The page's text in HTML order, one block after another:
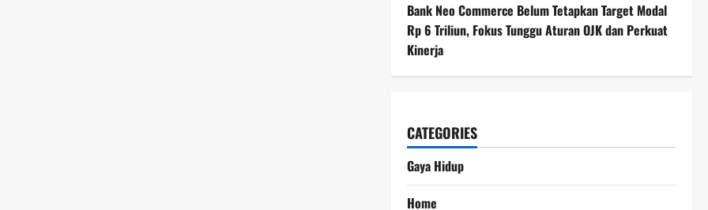
Bank Neo Commerce Belum Tetapkan Target Modal
Rp 6 Triliun, Fokus Tunggu Aturan OJK dan Perkuat
Kinerja
CATEGORIES
Gaya Hidup
Home